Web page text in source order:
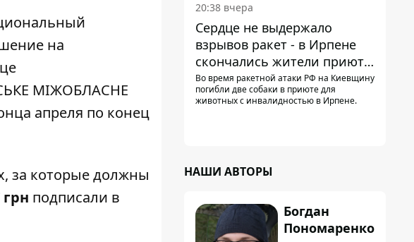
на
МІЖОБЛАСНЕ
апреля по конец
, за которые должны
грн подписали в
20:38 вчера
Сердце не выдержало
взрывов ракет - в Ирпене
скончались жители приюта
для собак с инвалидностью
Во время ракетной атаки РФ на Киевщину
погибли две собаки в приюте для
животных с инвалидностью в Ирпене.
НАШИ АВТОРЫ
Богдан
Пономаренко